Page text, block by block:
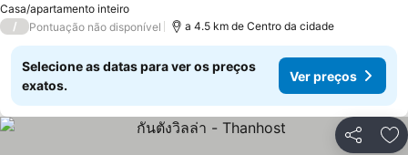
Casa/apartamento inteiro
/ Pontuação não disponível a 4.5 km de Centro da cidade
Selecione as datas para ver os preços
exatos.
Ver preços
Partilhar